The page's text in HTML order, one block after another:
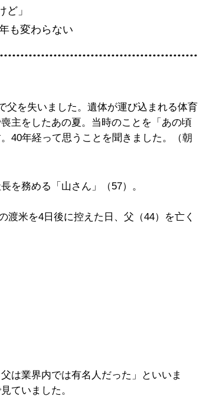
ど」
も変わらない
父を失いました。遺体が運び込まれる体育
主をしたあの夏。当時のことを「あの頃
40年経って思うことを聞きました。（朝
を務める「山さん」（57）。
渡米を4日後に控えた日、父（44）を亡く
は業界内では有名人だった」といいま
ていました。